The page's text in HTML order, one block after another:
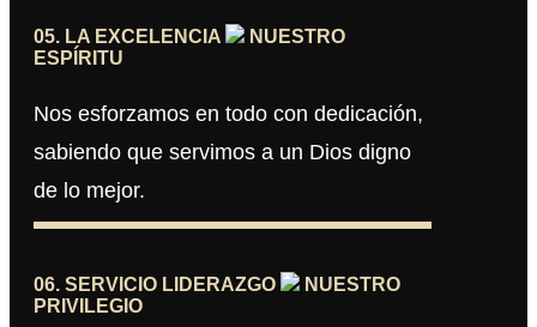
05. LA EXCELENCIA
NUESTRO
ESPÍRITU
Nos esforzamos en todo con dedicación,
sabiendo que servimos a un Dios digno
de lo mejor.
06. SERVICIO LIDERAZGO
NUESTRO
PRIVILEGIO